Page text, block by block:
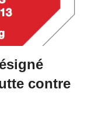
contre